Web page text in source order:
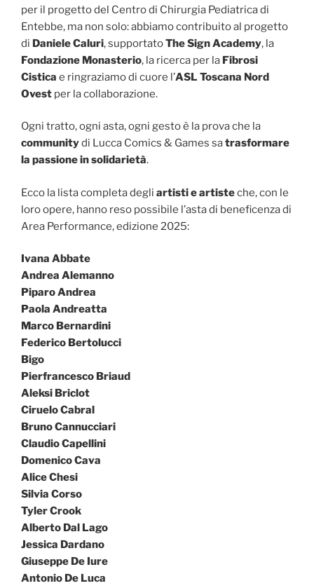
per il progetto del Centro di Chirurgia Pediatrica di
Entebbe, ma non solo: abbiamo contribuito al progetto
di Daniele Caluri, supportatoThe Sign Academy, la
Fondazione Monasterio, la ricerca per la Fibrosi
Cistica e ringraziamo di cuore l’ASL Toscana Nord
Ovest per la collaborazione.
Ogni tratto, ogni asta, ogni gesto è la prova che la
communitydi Lucca Comics & Games satrasformare
la passione in solidarietà.
Ecco la lista completa degli artisti e artisteche, con le
loro opere, hanno reso possibile l’asta di beneficenza di
Area Performance, edizione 2025:
Ivana Abbate
Andrea Alemanno
Piparo Andrea
Paola Andreatta
Marco Bernardini
Federico Bertolucci
Bigo
Pierfrancesco Briaud
Aleksi Briclot
Ciruelo Cabral
Bruno Cannucciari
Claudio Capellini
Domenico Cava
Alice Chesi
Silvia Corso
Tyler Crook
Alberto Dal Lago
Jessica Dardano
Giuseppe De Iure
Antonio De Luca